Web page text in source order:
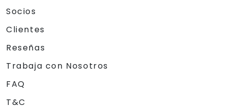
Socios
Clientes
Reseñas
Trabaja con Nosotros
FAQ
T&C